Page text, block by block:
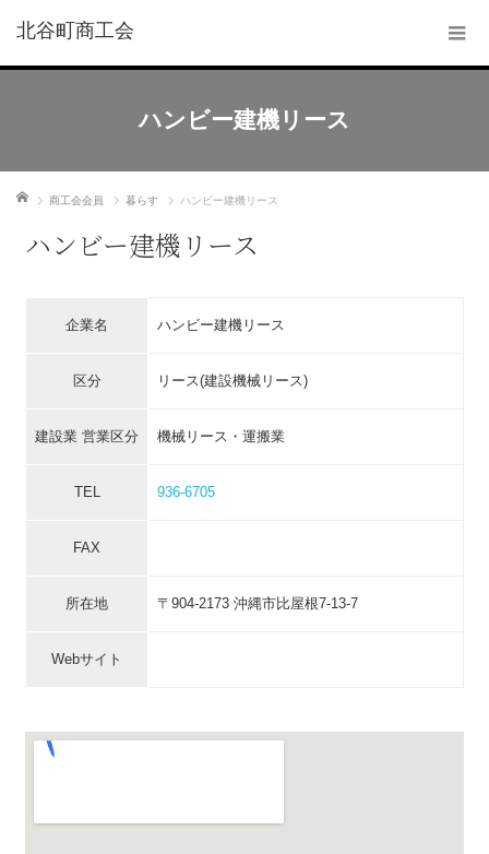
北谷町商工会
ハンビー建機リース
ホーム 商工会会員 暮らす ハンビー建機リース
ハンビー建機リース
企業名 ハンビー建機リース
区分 リース(建設機械リース)
建設業 営業区分 機械リース・運搬業
TEL 936-6705
FAX
所在地 〒904-2173 沖縄市比屋根7-13-7
Webサイト